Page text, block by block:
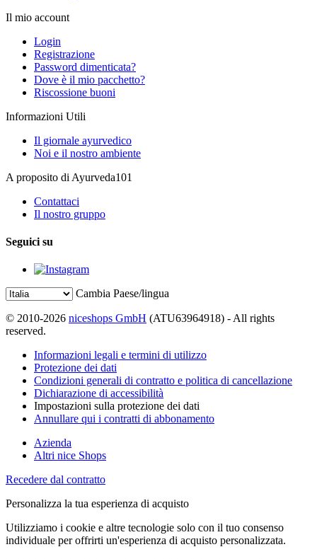
Il mio account
Login
Registrazione
Password dimenticata?
Dove è il mio pacchetto?
Riscossione buoni
Informazioni Utili
Il giornale ayurvedico
Noi e il nostro ambiente
A proposito di Ayurveda101
Contattaci
Il nostro gruppo
Seguici su
Cambia Paese/lingua
© 2010-2026 niceshops GmbH (ATU63964918) - All rights
reserved.
Informazioni legali e termini di utilizzo
Protezione dei dati
Condizioni generali di contratto e politica di cancellazione
Dichiarazione di accessibilità
Impostazioni sulla protezione dei dati
Annullare qui i contratti di abbonamento
Azienda
Altri nice Shops
Recedere dal contratto
Personalizza la tua esperienza di acquisto
Utilizziamo i cookie e altre tecnologie solo con il tuo consenso
individuale per offrirti un'esperienza di acquisto personalizzata.